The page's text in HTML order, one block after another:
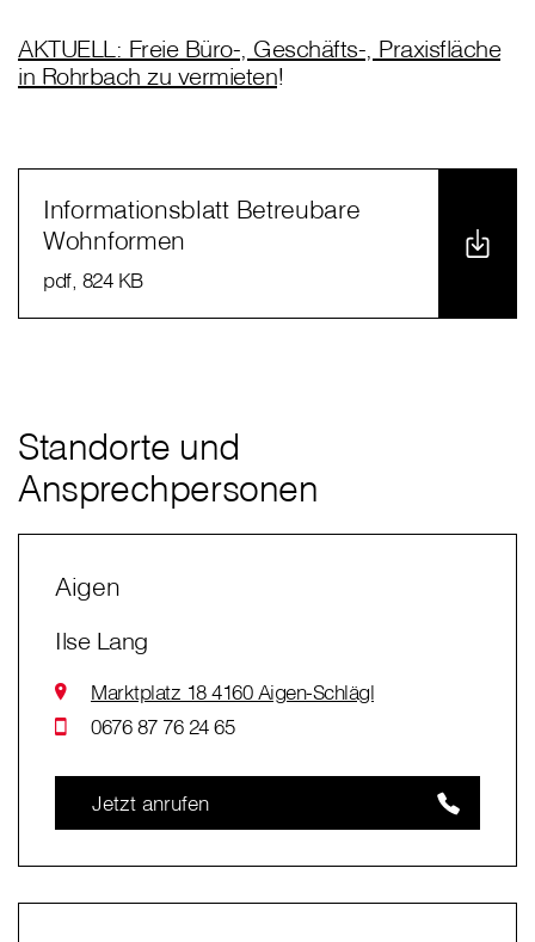
AKTUELL: Freie Büro-, Geschäfts-, Praxisfläche
in Rohrbach zu vermieten!
Informationsblatt Betreubare
Wohnformen
pdf, 824 KB
Standorte und
Ansprechpersonen
Aigen
Ilse Lang
Marktplatz 18 4160 Aigen-Schlägl
0676 87 76 24 65
Jetzt anrufen